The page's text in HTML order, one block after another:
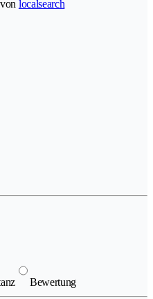
localsearch
Bewertung